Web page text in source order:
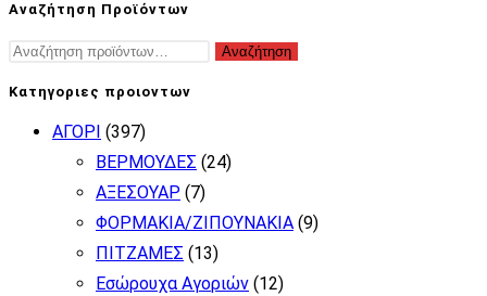
έχει
πολλαπλές
επιλογές
μπορούν
επιλεγούν
Αναζήτηση Προϊόντων
Αναζήτηση
Αναζήτηση
Κατηγοριες προιοντων
ΑΓΟΡΙ (397)
ΒΕΡΜΟΥΔΕΣ (24)
ΑΞΕΣΟΥΑΡ (7)
ΦΟΡΜΑΚΙΑ/ΖΙΠΟΥΝΑΚΙΑ (9)
ΠΙΤΖΑΜΕΣ (13)
Εσώρουχα Αγοριών (12)